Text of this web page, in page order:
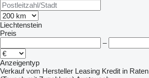
Liechtenstein
Preis
–
Anzeigentyp
Verkauf vom Hersteller Leasing Kredit in Raten